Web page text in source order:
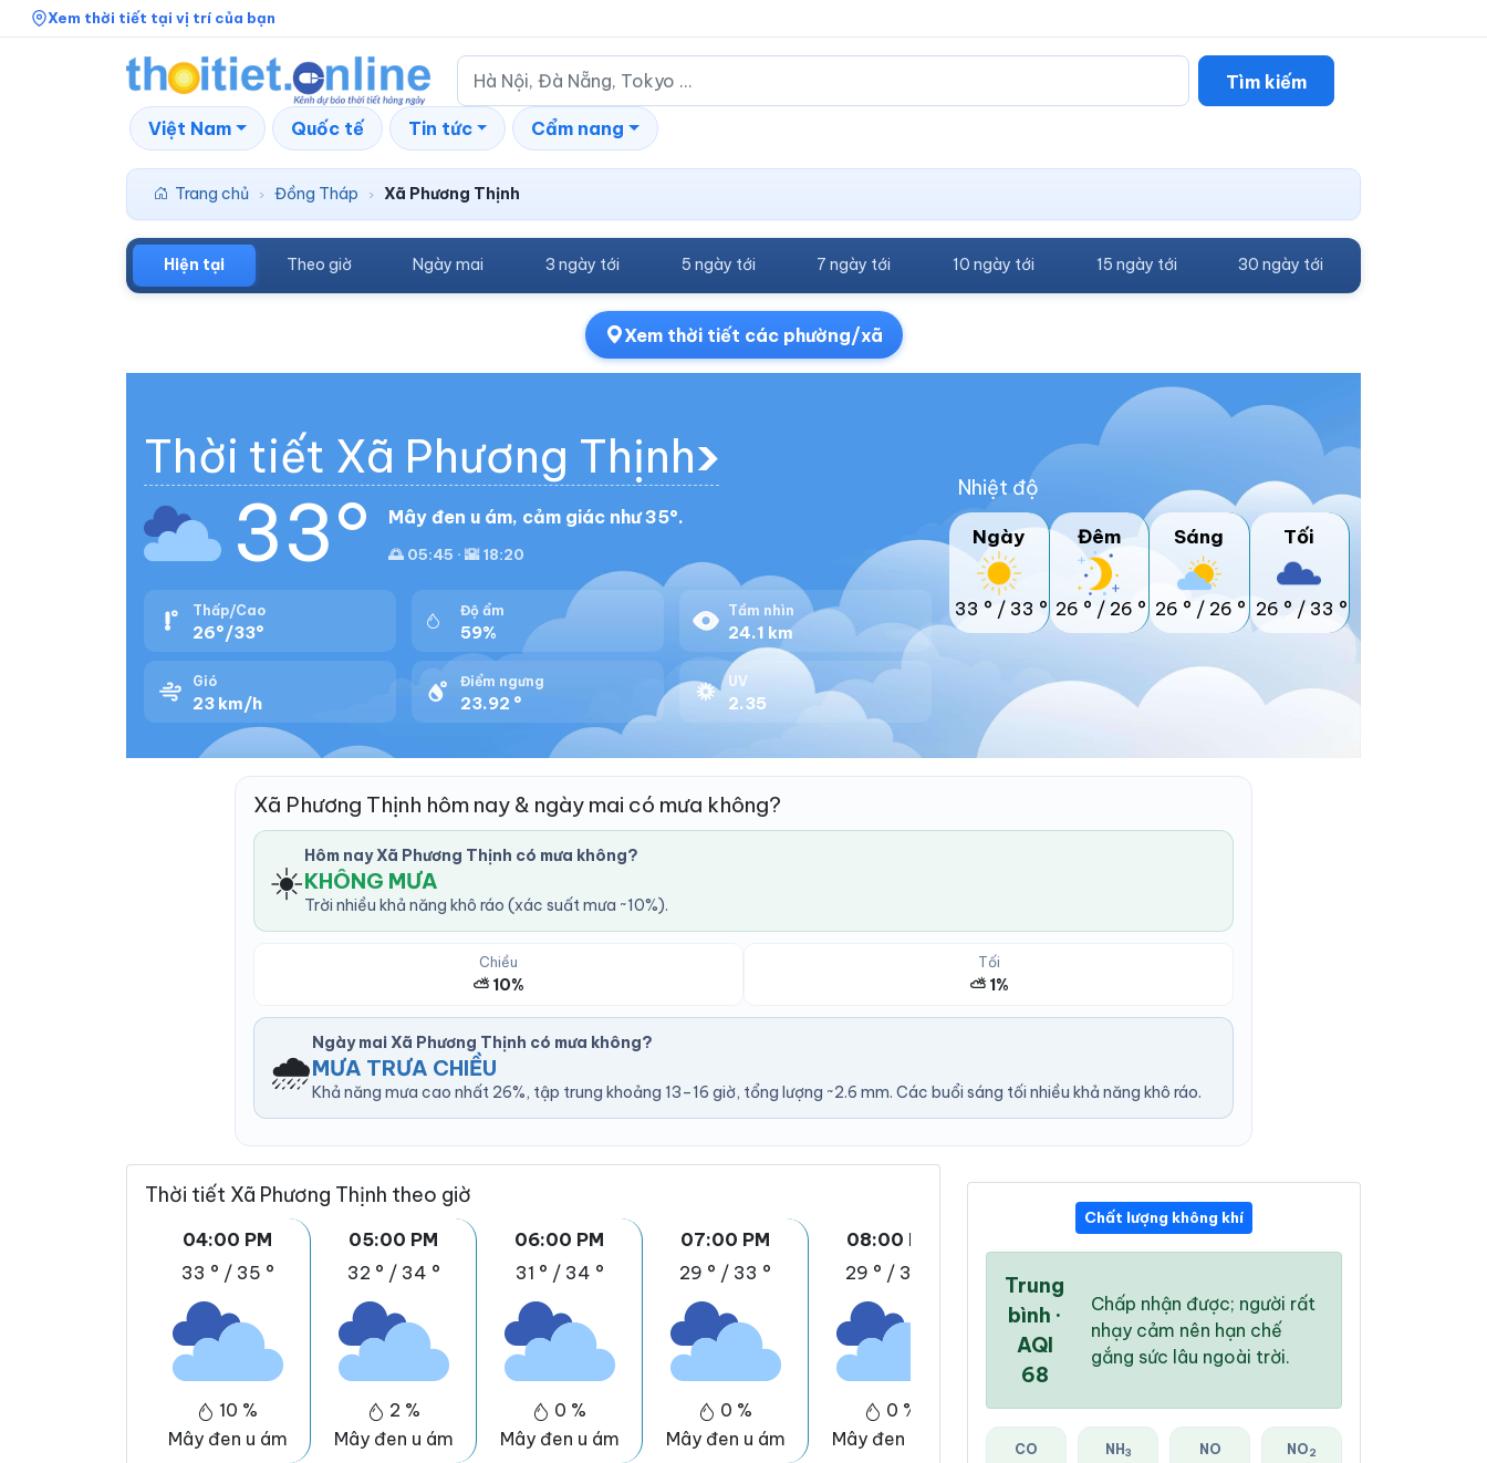
Xem thời tiết tại vị trí của bạn
Tìm kiếm
Việt Nam Quốc tế Tin tức Cẩm nang
Trang chủ › Đồng Tháp › Xã Phương Thịnh
Hiện tại Theo giờ Ngày mai 3 ngày tới 5 ngày tới 7 ngày tới 10 ngày tới 15 ngày tới 30 ngày tới
Xem thời tiết các phường/xã
Thời tiết Xã Phương Thịnh
33° Mây đen u ám, cảm giác như 35°.
🌅 05:45 · 🌇 18:20
Thấp/Cao
26°/33°
Độ ẩm
59%
Tầm nhìn
24.1 km
Gió
23 km/h
Điểm ngưng
23.92 °
UV
2.35
Nhiệt độ
Ngày
33 ° / 33 °
Đêm
26 ° / 26 °
Sáng
26 ° / 26 °
Tối
26 ° / 33 °
Xã Phương Thịnh hôm nay & ngày mai có mưa không?
☀️
Hôm nay Xã Phương Thịnh có mưa không?
KHÔNG MƯA
Trời nhiều khả năng khô ráo (xác suất mưa ~10%).
Chiều
⛅ 10%
Tối
⛅ 1%
🌧️
Ngày mai Xã Phương Thịnh có mưa không?
MƯA TRƯA CHIỀU
Khả năng mưa cao nhất 26%, tập trung khoảng 13–16 giờ, tổng lượng ~2.6 mm. Các buổi sáng tối nhiều khả năng khô ráo.
Thời tiết Xã Phương Thịnh theo giờ
04:00 PM
33 ° / 35 °
10 %
Mây đen u ám
05:00 PM
32 ° / 34 °
2 %
Mây đen u ám
06:00 PM
31 ° / 34 °
0 %
Mây đen u ám
07:00 PM
29 ° / 33 °
0 %
Mây đen u ám
08:00 PM
29 ° / 33 °
0 %
Mây đen u ám
09:00 PM
28 °
0 %
Mây đen u ám
10:00 PM
0 %
Mây đen u ám
Chất lượng không khí
Trung
bình ·
AQI
68
Chấp nhận được; người rất
nhạy cảm nên hạn chế
gắng sức lâu ngoài trời.
CO NH 3 NO NO2